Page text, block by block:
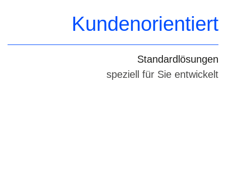
Kundenorientiert
Standardlösungen
speziell für Sie entwickelt